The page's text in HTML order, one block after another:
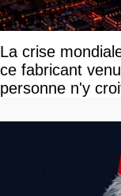
La crise
ce fabricant
personne n'y